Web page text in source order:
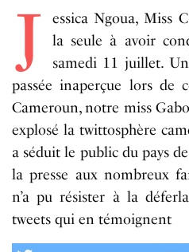
J
essica Ngoua, Miss
la seule à avoir
samedi 11 juillet.
passée inaperçue lors de
Cameroun, notre miss
explosé la twittosphère
a séduit le public du pays
la presse aux nombreux
n’a pu résister à la
tweets qui en témoignent